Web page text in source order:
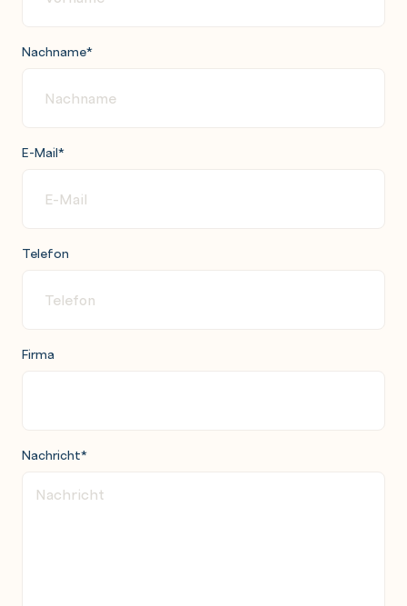
Nachname*
E-Mail*
Telefon
Firma
Nachricht*